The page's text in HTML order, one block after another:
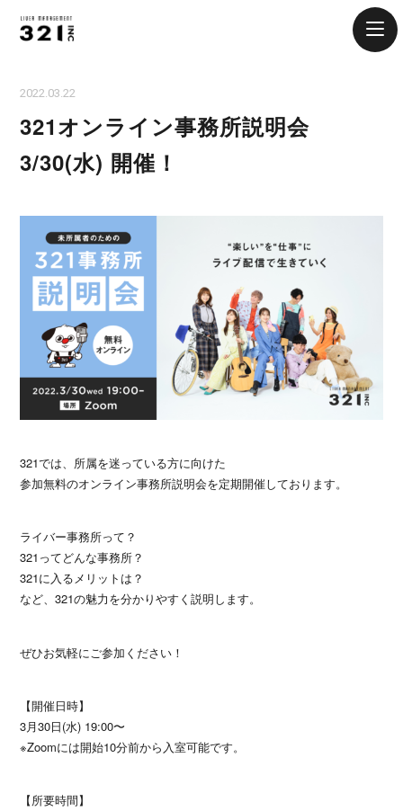
2022.03.22
321オンライン事務所説明会
3/30(水) 開催！
321では、所属を迷っている方に向けた
参加無料のオンライン事務所説明会を定期開催しております。
ライバー事務所って？
321ってどんな事務所？
321に入るメリットは？
など、321の魅力を分かりやすく説明します。
ぜひお気軽にご参加ください！
【開催日時】
3月30日(水) 19:00〜
※Zoomには開始10分前から入室可能です。
【所要時間】